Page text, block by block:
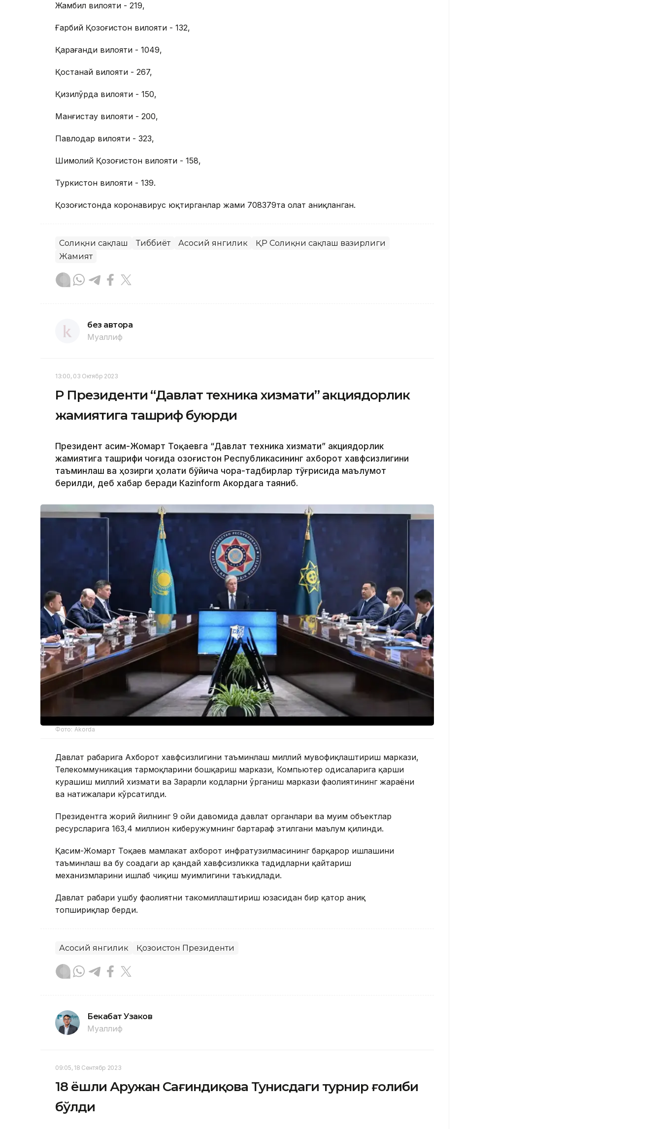
Жамбил вилояти - 219,
Ғарбий Қозоғистон вилояти - 132,
Қарағанди вилояти - 1049,
Қостанай вилояти - 267,
Қизилўрда вилояти - 150,
Манғистау вилояти - 200,
Павлодар вилояти - 323,
Шимолий Қозоғистон вилояти - 158,
Туркистон вилояти - 139.
Қозоғистонда коронавирус юқтирганлар жами 708379та ҳолат аниқланган.
Соғлиқни сақлаш Тиббиёт Асосий янгилик
ҚР Соғлиқни сақлаш вазирлиги
Жамият
без автора
Муаллиф
13:00, 03 Октябр 2023
ҚР Президенти “Давлат техника хизмати” акциядорлик
жамиятига ташриф буюрди
Президент Қасим-Жомарт Тоқаевга “Давлат техника хизмати” акциядорлик
жамиятига ташрифи чоғида Қозоғистон Республикасининг ахборот хавфсизлигини
таъминлаш ва ҳозирги ҳолати бўйича чора-тадбирлар тўғрисида маълумот
берилди, деб хабар беради Каzinform Акордага таяниб.
Фото: Akorda
Давлат раҳбарига Ахборот хавфсизлигини таъминлаш миллий мувофиқлаштириш маркази,
Телекоммуникация тармоқларини бошқариш маркази, Компьютер ҳодисаларига қарши
курашиш миллий хизмати ва Зарарли кодларни ўрганиш маркази фаолиятининг жараёни
ва натижалари кўрсатилди.
Президентга жорий йилнинг 9 ойи давомида давлат органлари ва муҳим объектлар
ресурсларига 163,4 миллион киберҳужумнинг бартараф этилгани маълум қилинди.
Қасим-Жомарт Тоқаев мамлакат ахборот инфратузилмасининг барқарор ишлашини
таъминлаш ва бу соҳадаги ҳар қандай хавфсизликка таҳдидларни қайтариш
механизмларини ишлаб чиқиш муҳимлигини таъкидлади.
Давлат раҳбари ушбу фаолиятни такомиллаштириш юзасидан бир қатор аниқ
топшириқлар берди.
Асосий янгилик Қозоғистон Президенти
Бекабат Узаков
Муаллиф
09:05, 18 Сентябр 2023
18 ёшли Аружан Сағиндиқова Тунисдаги турнир ғолиби
бўлди